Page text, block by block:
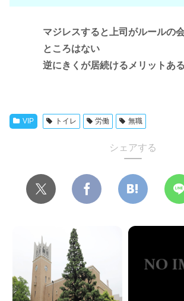
マジレスすると上司がルールの
ところはない
逆にきくが居続けるメリットあ
VIP トイレ 労働 無職
シェアする